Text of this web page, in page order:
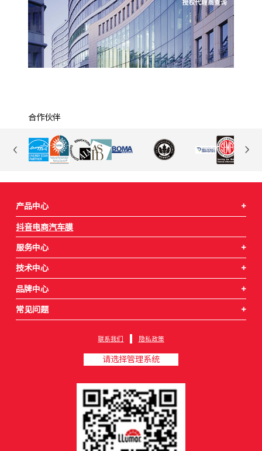
授权代理商查询
合作伙伴
产品中心 +
抖音电商汽车膜
服务中心 +
技术中心 +
品牌中心 +
常见问题 +
联系我们 隐私政策
请选择管理系统